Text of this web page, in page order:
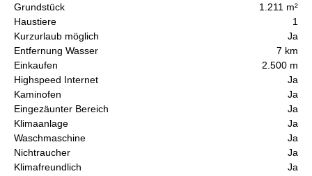
Grundstück
1.211 m²
Haustiere
1
Kurzurlaub möglich
Ja
Entfernung Wasser
7 km
Einkaufen
2.500 m
Highspeed Internet
Ja
Kaminofen
Ja
Eingezäunter Bereich
Ja
Klimaanlage
Ja
Waschmaschine
Ja
Nichtraucher
Ja
Klimafreundlich
Ja